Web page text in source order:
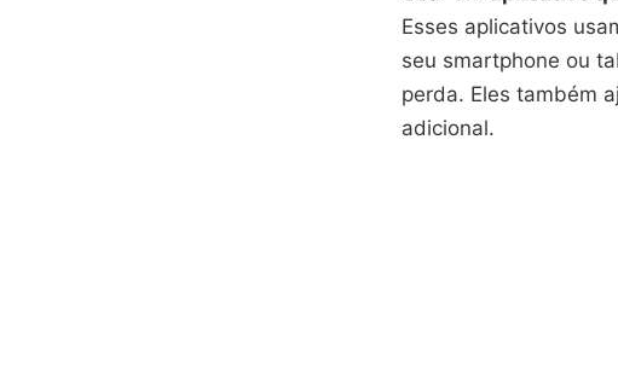
Esses aplicativos
seu smartphone ou
perda. Eles também
adicional.